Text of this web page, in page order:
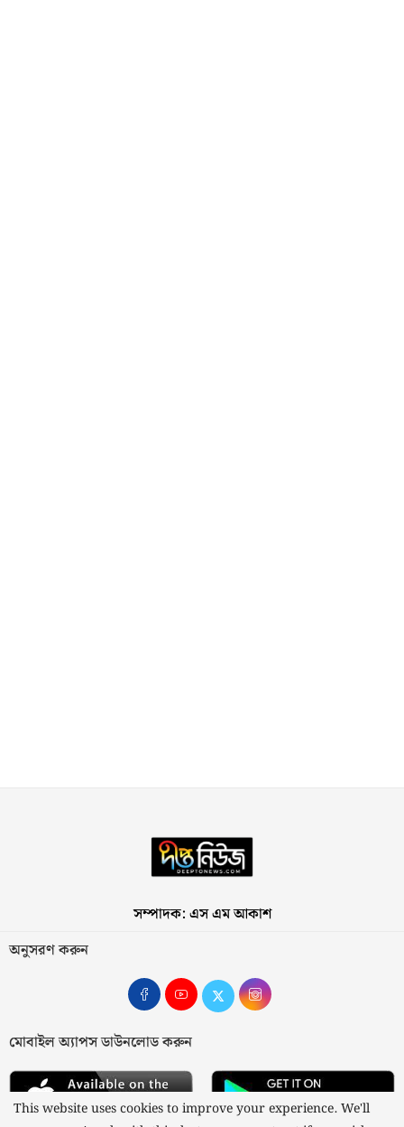
সম্পাদক: এস এম আকাশ
অনুসরণ করুন
মোবাইল অ্যাপস ডাউনলোড করুন
This website uses cookies to improve your experience. We'll